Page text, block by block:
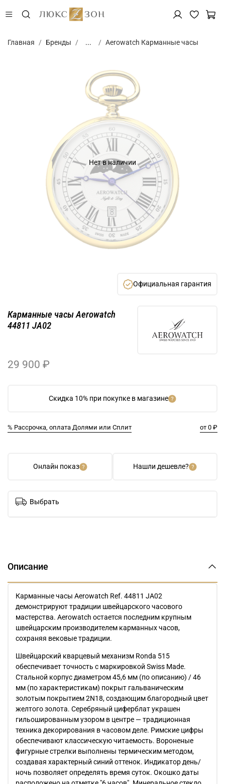
Главная Бренды ... Aerowatch Карманные часы
Нет в наличии
Официальная гарантия
Скидка 10% при покупке в магазине
% Рассрочка, оплата Долями или Сплит от 0 ₽
Карманные часы Aerowatch
44811 JA02
29 900 ₽
Онлайн показ Нашли дешевле?
Выбрать
Описание
Карманные часы Aerowatch Ref. 44811 JA02
демонстрируют традиции швейцарского часового
мастерства. Aerowatch остается последним крупным
швейцарским производителем карманных часов,
сохраняя вековые традиции.
Швейцарский кварцевый механизм Ronda 515
обеспечивает точность с маркировкой Swiss Made.
Стальной корпус диаметром 45,6 мм (по описанию) / 46
мм (по характеристикам) покрыт гальваническим
золотым покрытием 2N18, создающим благородный цвет
желтого золота. Серебряный циферблат украшен
гильошированным узором в центре — традиционная
техника декорирования в часовом деле. Римские цифры
обеспечивают классическую читаемость. Вороненые
фигурные стрелки выполнены термическим методом,
создавая характерный синий оттенок. Индикатор день/
ночь позволяет определять время суток. Окошко даты